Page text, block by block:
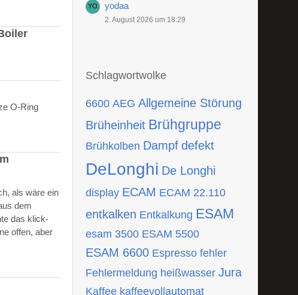
O-Ring
als wäre ein
dem
das klick-
offen, aber
yodaa
2. August 2026 um 18:29
Schlagwortwolke
6600 AEG Allgemeine Störung
Brüheinheit Brühgruppe
Brühkolben Dampf defekt
DeLonghi De Longhi
display ECAM ECAM 22.110
entkalken Entkalkung ESAM
esam 3500 ESAM 5500
ESAM 6600 Espresso fehler
Fehlermeldung heißwasser Jura
Kaffee kaffeevollautomat